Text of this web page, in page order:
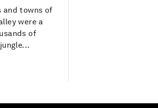
and towns of
were a
of